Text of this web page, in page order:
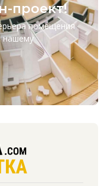
проект!
помещения
нашему